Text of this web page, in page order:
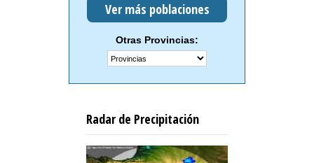
Ver más poblaciones
Otras Provincias:
Radar de Precipitación